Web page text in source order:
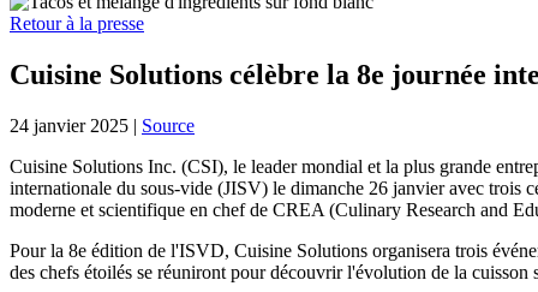
Retour à la presse
Cuisine Solutions célèbre la 8e journée
24 janvier 2025 | Source
Cuisine Solutions Inc. (CSI), le leader mondial et la plus grande
internationale du sous-vide (JISV) le dimanche 26 janvier avec trois
moderne et scientifique en chef de CREA (Culinary Research and
Pour la 8e édition de l'ISVD, Cuisine Solutions organisera trois
des chefs étoilés se réuniront pour découvrir l'évolution de la